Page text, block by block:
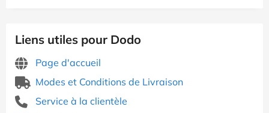
Liens utiles pour Dodo
Page d'accueil
Modes et Conditions de Livraison
Service à la clientèle